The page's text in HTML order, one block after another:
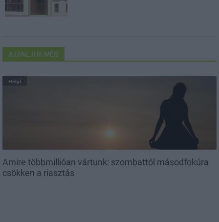
AJÁNLJUK MÉG
Helyi
Amire többmillióan vártunk: szombattól másodfokúra
csökken a riasztás